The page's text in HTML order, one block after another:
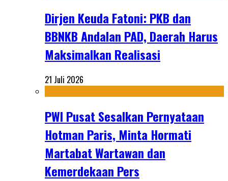
Dirjen Keuda Fatoni: PKB dan
BBNKB Andalan PAD, Daerah Harus
Maksimalkan Realisasi
21 Juli 2026
PWI Pusat Sesalkan Pernyataan
Hotman Paris, Minta Hormati
Martabat Wartawan dan
Kemerdekaan Pers